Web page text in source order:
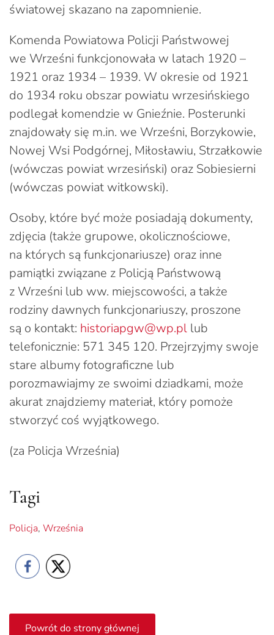
światowej skazano na zapomnienie.
Komenda Powiatowa Policji Państwowej
we Wrześni funkcjonowała w latach 1920 –
1921 oraz 1934 – 1939. W okresie od 1921
do 1934 roku obszar powiatu wrzesińskiego
podlegał komendzie w Gnieźnie. Posterunki
znajdowały się m.in. we Wrześni, Borzykowie,
Nowej Wsi Podgórnej, Miłosławiu, Strzałkowie
(wówczas powiat wrzesiński) oraz Sobiesierni
(wówczas powiat witkowski).
Osoby, które być może posiadają dokumenty,
zdjęcia (także grupowe, okolicznościowe,
na których są funkcjonariusze) oraz inne
pamiątki związane z Policją Państwową
z Wrześni lub ww. miejscowości, a także
rodziny dawnych funkcjonariuszy, proszone
są o kontakt: historiapgw@wp.pl lub
telefonicznie: 571 345 120. Przejrzyjmy swoje
stare albumy fotograficzne lub
porozmawiajmy ze swoimi dziadkami, może
akurat znajdziemy materiał, który pomoże
stworzyć coś wyjątkowego.
(za Policja Września)
Tagi
Policja, Września
Powrót do strony głównej